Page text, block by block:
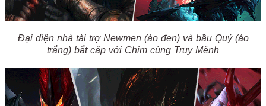
Đại diện nhà tài trợ Newmen (áo đen) và bầu Quý (áo
trắng) bắt cặp với Chim cùng Truy Mệnh